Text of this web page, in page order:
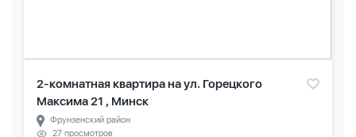
2-комнатная квартира на ул. Горецкого
Максима 21 , Минск
Фрунзенский район
27 просмотров